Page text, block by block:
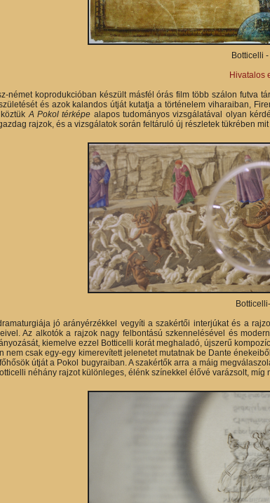
Botticelli
Hivatalos
német koprodukcióban készült másfél órás film több szálon futva
és azok kalandos útját kutatja a történelem viharaiban,
köztükA Pokol térképe alapos tudományos vizsgálatával olyan
rajzok, és a vizsgálatok során feltáruló új részletek tükrében
jó arányérzékkel vegyíti a szakértői interjúkat és a
Az alkotók a rajzok nagy felbontású szkennelésével és
kiemelve ezzel Botticelli korát meghaladó, újszerű
nem csak egy-egy kimerevített jelenetet mutatnak be Dante
útját a Pokol bugyraiban. A szakértők arra a máig
néhány rajzot különleges, élénk színekkel élővé varázsolt, míg